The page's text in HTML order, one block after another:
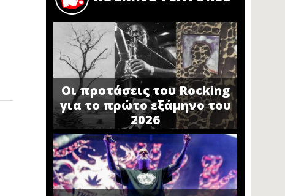
Οι προτάσεις του Rocking
για το πρώτο εξάμηνο του
2026